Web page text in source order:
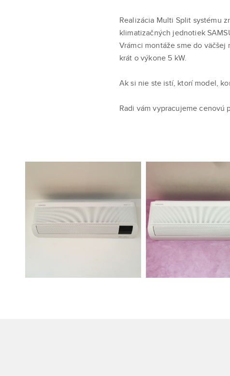
Realizácia Multi Split systému
klimatizačných jednotiek
Vrámci montáže sme do
krát o výkone 5 kW.
Ak si nie ste istí, ktorí model,
Radi vám vypracujeme